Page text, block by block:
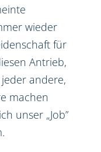
wieder
für
Antrieb,
andere,
machen
unser „Job”